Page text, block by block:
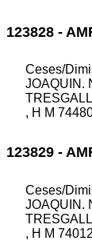
123828 -
Ceses/
JOAQUIN.
, H M
123829 -
Ceses/
JOAQUIN.
, H M